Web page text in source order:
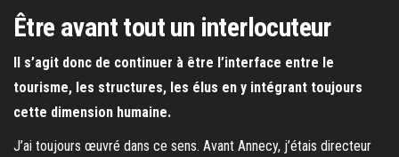
Être avant tout un interlocuteur
Il s’agit donc de continuer à être l’interface entre le
tourisme, les structures, les élus en y intégrant toujours
cette dimension humaine.
J’ai toujours œuvré dans ce sens. Avant Annecy, j’étais directeur